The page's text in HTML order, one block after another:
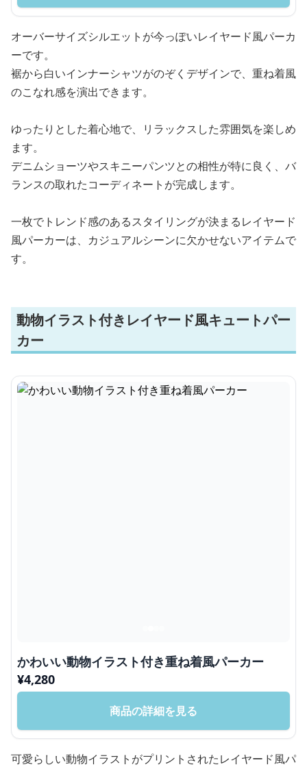
オーバーサイズシルエットが今っぽいレイヤード風パーカ
ーです。
裾から白いインナーシャツがのぞくデザインで、重ね着風
のこなれ感を演出できます。
ゆったりとした着心地で、リラックスした雰囲気を楽しめ
ます。
デニムショーツやスキニーパンツとの相性が特に良く、バ
ランスの取れたコーディネートが完成します。
一枚でトレンド感のあるスタイリングが決まるレイヤード
風パーカーは、カジュアルシーンに欠かせないアイテムで
す。
動物イラスト付きレイヤード風キュートパー
カー
かわいい動物イラスト付き重ね着風パーカー
¥4,280
商品の詳細を見る
可愛らしい動物イラストがプリントされたレイヤード風パ